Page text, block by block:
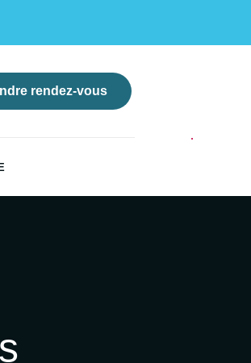
rendez-vous